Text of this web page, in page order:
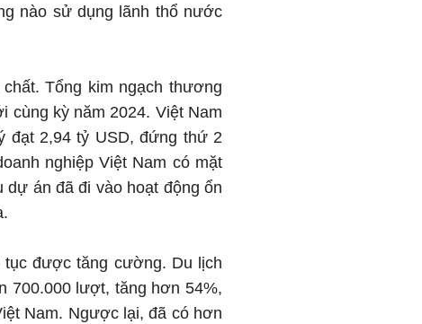
nào sử dụng lãnh thổ nước
Tổng kim ngạch thương
cùng kỳ năm 2024. Việt Nam
đạt 2,94 tỷ USD, đứng thứ 2
nghiệp Việt Nam có mặt
dự án đã đi vào hoạt động ổn
được tăng cường. Du lịch
700.000 lượt, tăng hơn 54%,
Nam. Ngược lại, đã có hơn